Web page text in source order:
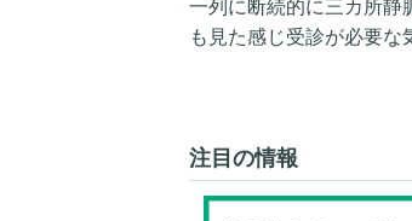
一列に断続的に三カ所静
も見た感じ受診が必要
注目の情報